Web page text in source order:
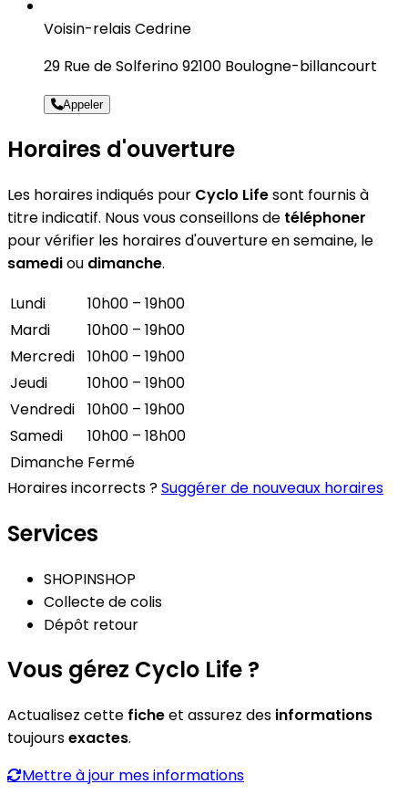
Voisin-relais Cedrine
29 Rue de Solferino 92100 Boulogne-billancourt
Appeler
Horaires d'ouverture
Les horaires indiqués pour Cyclo Lifesont fournis à
titre indicatif. Nous vous conseillons de téléphoner
pour vérifier les horaires d'ouverture en semaine, le
samediou dimanche.
Lundi
10h00 – 19h00
Mardi
10h00 – 19h00
Mercredi
10h00 – 19h00
Jeudi
10h00 – 19h00
Vendredi
10h00 – 19h00
Samedi
10h00 – 18h00
Dimanche Fermé
Horaires incorrects ?Suggérer de nouveaux horaires
Services
SHOPINSHOP
Collecte de colis
Dépôt retour
Vous gérez Cyclo Life ?
Actualisez cette ficheet assurez des informations
toujoursexactes.
Mettre à jour mes informations